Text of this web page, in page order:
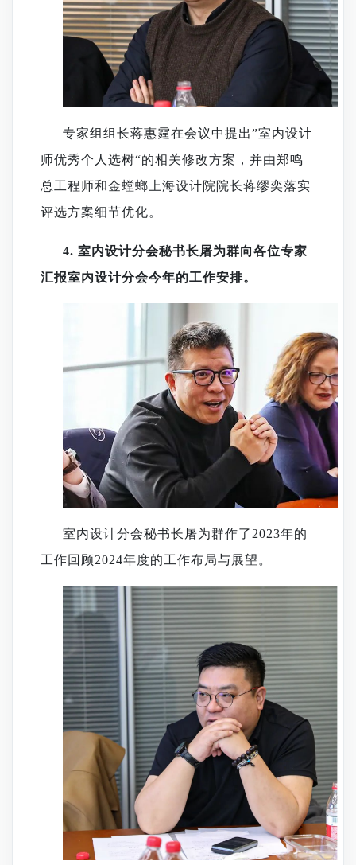
专家组组长蒋惠霆在会议中提出”室内设计
师优秀个人选树“的相关修改方案，并由郑鸣
总工程师和金螳螂 上海设计院院长蒋缪奕落实
评选方案细节优化。
4. 室内设计分会秘书长屠为群向各位专家
汇报室内设计分会今年的工作安排。
室内设计分会秘书长屠为群作了 2023年的
工作回顾2024年度的工作布局与展望。